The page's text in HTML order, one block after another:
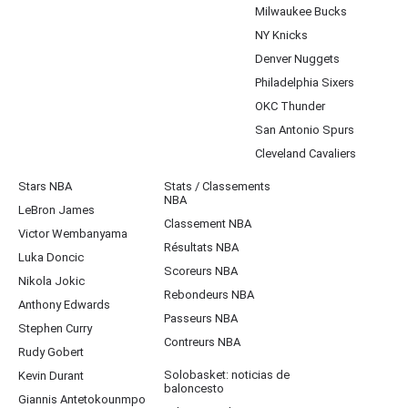
Milwaukee Bucks
NY Knicks
Denver Nuggets
Philadelphia Sixers
OKC Thunder
San Antonio Spurs
Cleveland Cavaliers
Stars NBA
LeBron James
Victor Wembanyama
Luka Doncic
Nikola Jokic
Anthony Edwards
Stephen Curry
Rudy Gobert
Kevin Durant
Giannis Antetokounmpo
Stats / Classements
NBA
Classement NBA
Résultats NBA
Scoreurs NBA
Rebondeurs NBA
Passeurs NBA
Contreurs NBA
Solobasket: noticias de
baloncesto